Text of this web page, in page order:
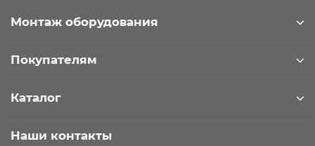
Монтаж оборудования
Покупателям
Каталог
Наши контакты